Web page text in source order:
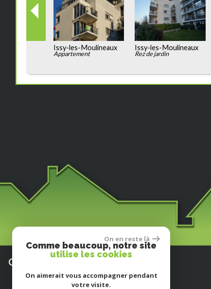
Issy-les-Moulineaux
Appartement
Issy-les-Moulineaux
Appartement
Coordonnées
On en reste là
Comme beaucoup, notre site
utilise les cookies
On aimerait vous accompagner pendant
votre visite.